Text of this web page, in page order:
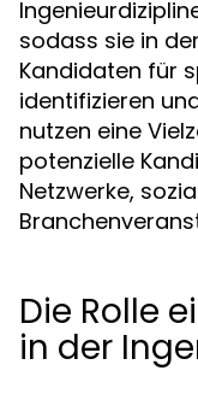
sodass sie in
Kandidaten für
identifizieren
nutzen eine
potenzielle
Netzwerke,
Die Rolle
in der